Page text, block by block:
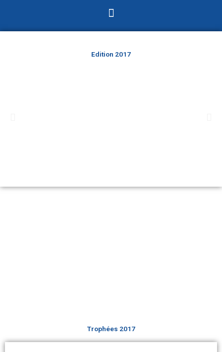
Menu
Edition 2017
Trophées 2017